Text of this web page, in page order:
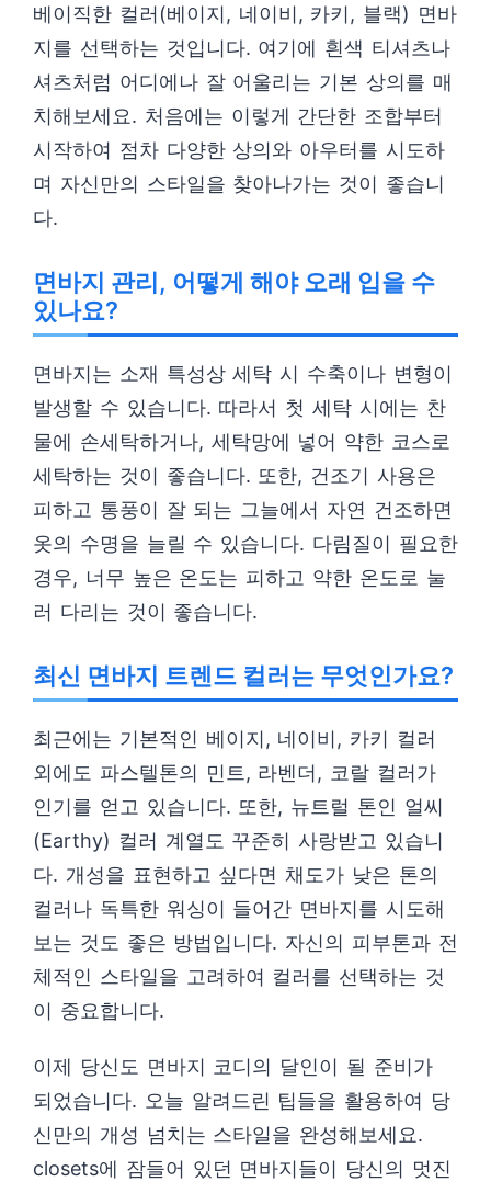
베이직한 컬러(베이지, 네이비, 카키, 블랙) 면바
지를 선택하는 것입니다. 여기에 흰색 티셔츠나
셔츠처럼 어디에나 잘 어울리는 기본 상의를 매
치해보세요. 처음에는 이렇게 간단한 조합부터
시작하여 점차 다양한 상의와 아우터를 시도하
며 자신만의 스타일을 찾아나가는 것이 좋습니
다.
면바지 관리, 어떻게 해야 오래 입을 수
있나요?
면바지는 소재 특성상 세탁 시 수축이나 변형이
발생할 수 있습니다. 따라서 첫 세탁 시에는 찬
물에 손세탁하거나, 세탁망에 넣어 약한 코스로
세탁하는 것이 좋습니다. 또한, 건조기 사용은
피하고 통풍이 잘 되는 그늘에서 자연 건조하면
옷의 수명을 늘릴 수 있습니다. 다림질이 필요한
경우, 너무 높은 온도는 피하고 약한 온도로 눌
러 다리는 것이 좋습니다.
최신 면바지 트렌드 컬러는 무엇인가요?
최근에는 기본적인 베이지, 네이비, 카키 컬러
외에도 파스텔톤의 민트, 라벤더, 코랄 컬러가
인기를 얻고 있습니다. 또한, 뉴트럴 톤인 얼씨
(Earthy) 컬러 계열도 꾸준히 사랑받고 있습니
다. 개성을 표현하고 싶다면 채도가 낮은 톤의
컬러나 독특한 워싱이 들어간 면바지를 시도해
보는 것도 좋은 방법입니다. 자신의 피부톤과 전
체적인 스타일을 고려하여 컬러를 선택하는 것
이 중요합니다.
이제 당신도 면바지 코디의 달인이 될 준비가
되었습니다. 오늘 알려드린 팁들을 활용하여 당
신만의 개성 넘치는 스타일을 완성해보세요.
closets에 잠들어 있던 면바지들이 당신의 멋진